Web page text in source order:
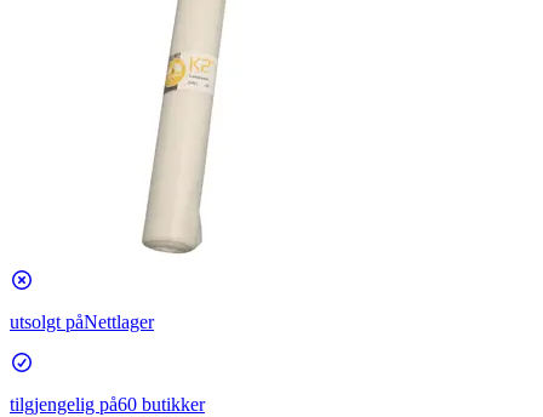
utsolgt påNettlager
tilgjengelig på60 butikker